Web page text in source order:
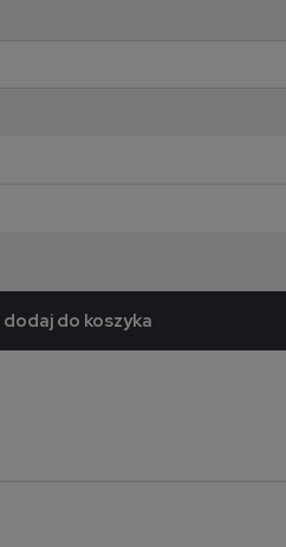
kiedy
dodaj do koszyka